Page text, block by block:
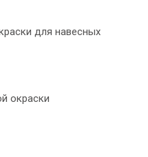
для навесных
окраски